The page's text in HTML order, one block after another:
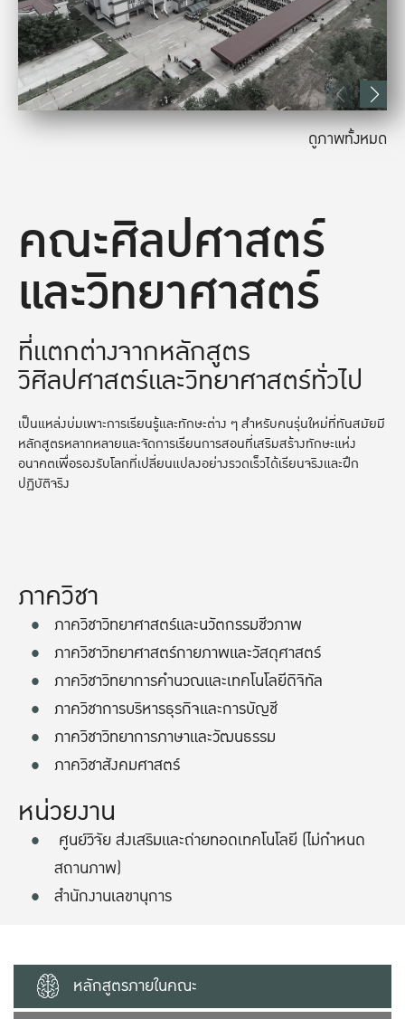
คณะศิลปศาสตร์
และวิทยาศาสตร์
ที่แตกต่างจากหลักสูตร
วิศิลปศาสตร์และวิทยาศาสตร์ทั่วไป
เป็นแหล่งบ่มเพาะการเรียนรู้และทักษะต่าง ๆ สำหรับคนรุ่นใหม่ที่ทันสมัยมี
หลักสูตรหลากหลายและจัดการเรียนการสอนที่เสริมสร้างทักษะแห่ง
อนาคตเพื่อรองรับโลกที่เปลี่ยนแปลงอย่างรวดเร็วได้เรียนจริงและฝึก
ปฏิบัติจริง
ดูภาพทั้งหมด
ภาควิชา
ภาควิชาวิทยาศาสตร์และนวัตกรรมชีวภาพ
ภาควิชาวิทยาศาสตร์กายภาพและวัสดุศาสตร์
ภาควิชาวิทยาการคำนวณและเทคโนโลยีดิจิทัล
ภาควิชาการบริหารธุรกิจและการบัญชี
ภาควิชาวิทยาการภาษาและวัฒนธรรม
ภาควิชาสังคมศาสตร์
หน่วยงาน
ศูนย์วิจัย ส่งเสริมและถ่ายทอดเทคโนโลยี (ไม่กำหนด
สถานภาพ)
สำนักงานเลขานุการ
หลักสูตรภายในคณะ